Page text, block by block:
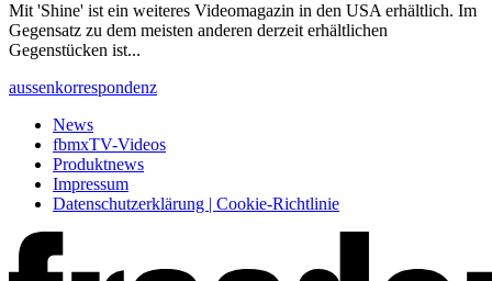
Mit 'Shine' ist ein weiteres Videomagazin in den USA erhältlich. Im
Gegensatz zu dem meisten anderen derzeit erhältlichen
Gegenstücken ist...
aussenkorrespondenz
News
fbmxTV-Videos
Produktnews
Impressum
Datenschutzerklärung | Cookie-Richtlinie